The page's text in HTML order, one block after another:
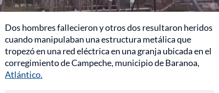
Dos hombres fallecieron y otros dos resultaron heridos
cuando manipulaban una estructura metálica que
tropezó en una red eléctrica en una granja ubicada en el
corregimiento de Campeche, municipio de Baranoa,
Atlántico.